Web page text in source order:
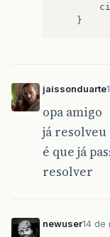
}
jaissonduarte
opa amigo
já
é que já
resolver
newuser14 de